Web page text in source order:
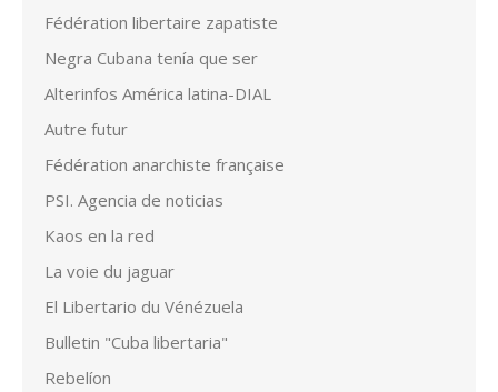
Fédération libertaire zapatiste
Negra Cubana tenía que ser
Alterinfos América latina-DIAL
Autre futur
Fédération anarchiste française
PSI. Agencia de noticias
Kaos en la red
La voie du jaguar
El Libertario du Vénézuela
Bulletin "Cuba libertaria"
Rebelíon